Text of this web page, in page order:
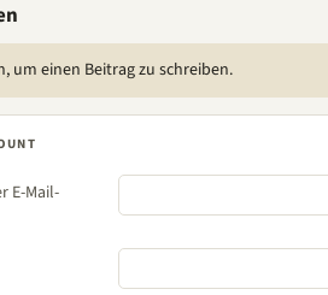
um einen Beitrag zu schreiben.
E-Mail-